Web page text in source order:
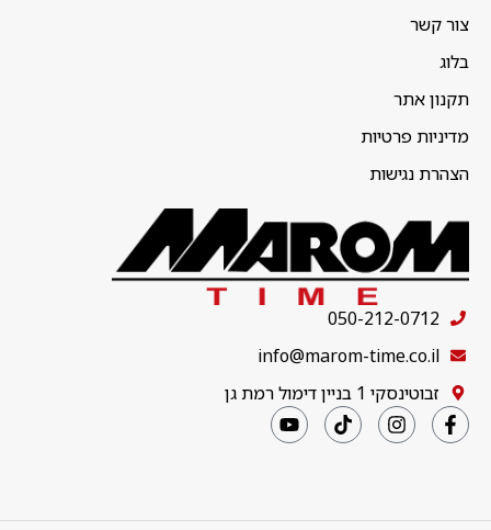
צור קשר
בלוג
תקנון אתר
מדיניות פרטיות
הצהרת נגישות
050-212-0712
info@marom-time.co.il
זבוטינסקי 1 בניין דימול רמת גן